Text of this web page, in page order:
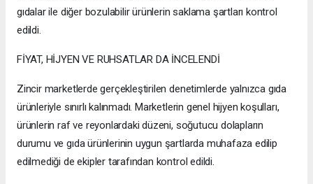
gıdalar ile diğer bozulabilir ürünlerin saklama şartları kontrol
edildi.
FİYAT, HİJYEN VE RUHSATLAR DA İNCELENDİ
Zincir marketlerde gerçekleştirilen denetimlerde yalnızca gıda
ürünleriyle sınırlı kalınmadı. Marketlerin genel hijyen koşulları,
ürünlerin raf ve reyonlardaki düzeni, soğutucu dolapların
durumu ve gıda ürünlerinin uygun şartlarda muhafaza edilip
edilmediği de ekipler tarafından kontrol edildi.